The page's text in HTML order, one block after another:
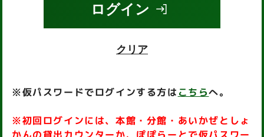
ログイン
クリア
※仮パスワードでログインする方は こちらへ。
※初回ログインには、本館・分館・あいかぜとしょ